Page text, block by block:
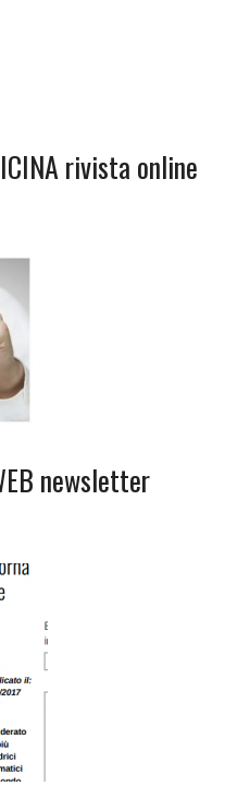
rivista online
newsletter